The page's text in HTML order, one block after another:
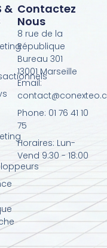
& Contactez
Nous
8 rue de la
République
Bureau 301
13001 Marseille
Email:
Phone: 01 76 41 10
75
Horaires: Lun-
Vend 9:30 - 18:00